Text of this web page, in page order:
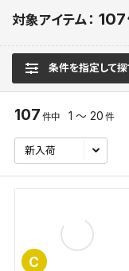
対象アイテム： 107
条件を指定して探
107 件中 1 ～ 20 件
C